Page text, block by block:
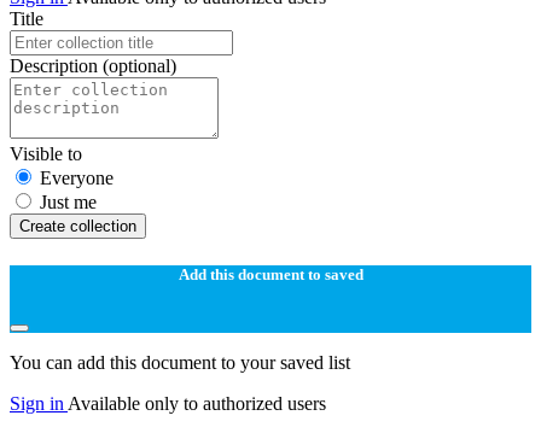
Title
Description (optional)
Visible to
Everyone
Just me
Create collection
Add this document to saved
You can add this document to your saved list
Sign in Available only to authorized users